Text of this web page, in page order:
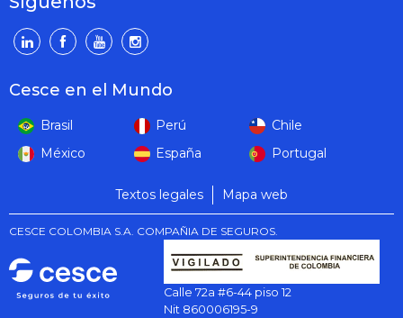
Cesce en el Mundo
Brasil Perú
Chile
México
España Portugal
Textos legales Mapa web
Calle 72a #6-44 piso 12
Nit 860006195-9
CESCE COLOMBIA S.A. COMPAÑIA DE SEGUROS.